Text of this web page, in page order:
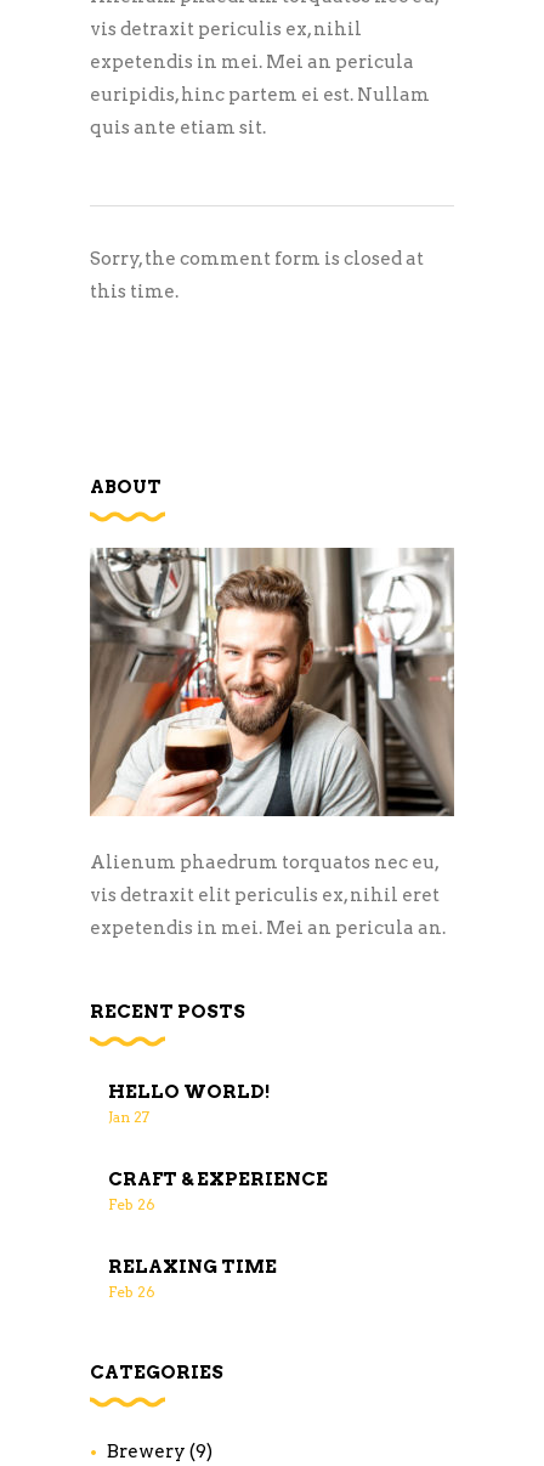
vis detraxit periculis ex, nihil
expetendis in mei. Mei an pericula
euripidis, hinc partem ei est. Nullam
quis ante etiam sit.
Sorry, the comment form is closed at
this time.
ABOUT
Alienum phaedrum torquatos nec eu,
vis detraxit elit periculis ex, nihil eret
expetendis in mei. Mei an pericula an.
RECENT POSTS
HELLO WORLD!
Jan 27
CRAFT & EXPERIENCE
Feb 26
RELAXING TIME
Feb 26
CATEGORIES
Brewery (9)